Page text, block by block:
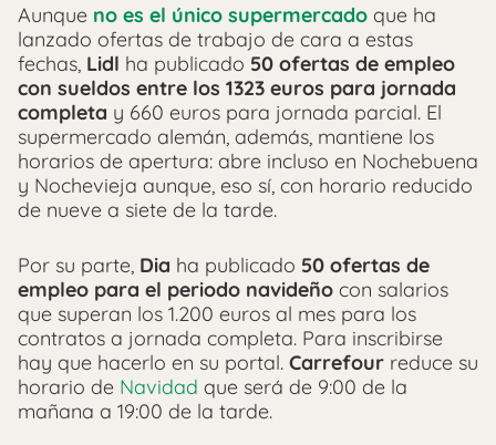
Aunque no es el único supermercado que ha
lanzado ofertas de trabajo de cara a estas
fechas, Lidl ha publicado 50 ofertas de empleo
con sueldos entre los 1323 euros para jornada
completa y 660 euros para jornada parcial. El
supermercado alemán, además, mantiene los
horarios de apertura: abre incluso en Nochebuena
y Nochevieja aunque, eso sí, con horario reducido
de nueve a siete de la tarde.
Por su parte, Dia ha publicado 50 ofertas de
empleo para el periodo navideño con salarios
que superan los 1.200 euros al mes para los
contratos a jornada completa. Para inscribirse
hay que hacerlo en su portal. Carrefour reduce su
horario de Navidad que será de 9:00 de la
mañana a 19:00 de la tarde.